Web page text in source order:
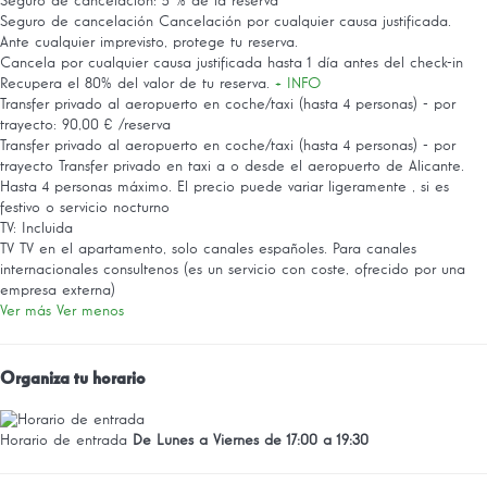
Seguro de cancelación Cancelación por cualquier causa justificada.
Ante cualquier imprevisto, protege tu reserva.
Cancela por cualquier causa justificada hasta 1 día antes del check-in
Recupera el 80% del valor de tu reserva. + INFO
Transfer privado al aeropuerto en coche/taxi (hasta 4 personas) - por
trayecto: 90,00 € /reserva
Transfer privado al aeropuerto en coche/taxi (hasta 4 personas) - por
trayecto
Transfer privado en taxi a o desde el aeropuerto de Alicante.
Hasta 4 personas máximo. El precio puede variar ligeramente , si es
festivo o servicio nocturno
TV: Incluida
TV
TV en el apartamento, solo canales españoles. Para canales
internacionales consultenos (es un servicio con coste, ofrecido por una
empresa externa)
Ver más Ver menos
Organiza tu horario
Horario de entrada De Lunes a Viernes de 17:00 a 19:30